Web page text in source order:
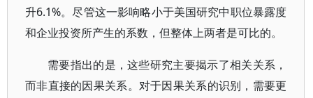
升6.1%。尽管这一影响略小于美国研究中职位暴露度
和企业投资所产生的系数，但整体上两者是可比的。
需要指出的是，这些研究主要揭示了相关关系，
而非直接的因果关系。对于因果关系的识别，需要更